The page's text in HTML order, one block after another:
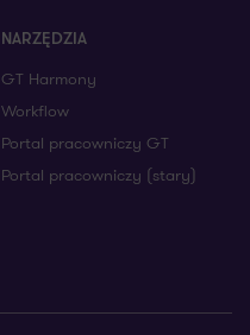
NARZĘDZIA
GT Harmony
Workflow
Portal pracowniczy GT
Portal pracowniczy (stary)